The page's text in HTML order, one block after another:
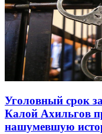
Уголовный срок
Калой Ахильгов
нашумевшую